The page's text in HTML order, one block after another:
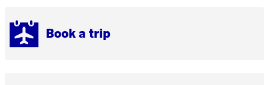
Book a trip